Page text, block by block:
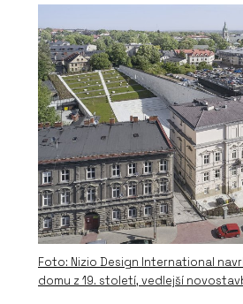
Foto: Nizio Design International
domu z 19. století, vedlejší